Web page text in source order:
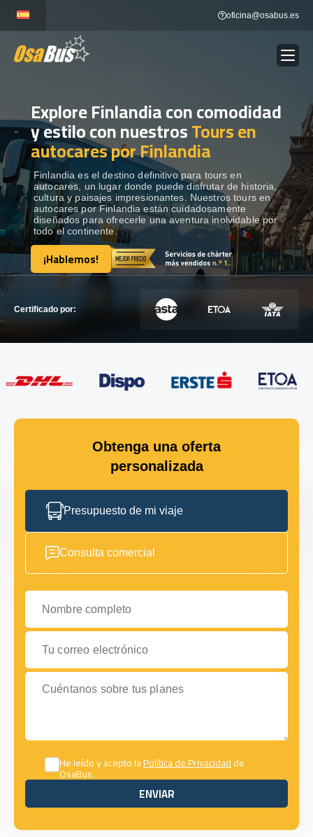
content
oficina@osabus.es
ALQUILER DE AUTOCARES Show dropdown
DESTINOS Show dropdown
RECORRIDAS Show dropdown
FLOTA
Explore Finlandia con comodidad
y estilo con nuestrosTours en
autocares por Finlandia
Finlandia es el destino definitivo para tours en
autocares, un lugar donde puede disfrutar de historia,
cultura y paisajes impresionantes. Nuestros tours en
autocares por Finlandia están cuidadosamente
diseñados para ofrecerle una aventura inolvidable por
todo el continente.
¡Hablemos!
¡Hablemos!
Certificado por:
Obtenga una oferta
personalizada
Presupuesto de mi viaje
Consulta comercial
Nombre completo
Tu correo electrónico
Cuéntanos sobre tus planes
He leído y acepto laPolítica de Privacidadde
OsaBus.
ENVIAR
ENVIAR